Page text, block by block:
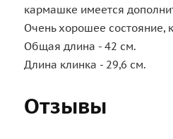
кармашке имеется
Очень хорошее состояние,
Общая длина - 42 см.
Длина клинка - 29,6 см.
Отзывы